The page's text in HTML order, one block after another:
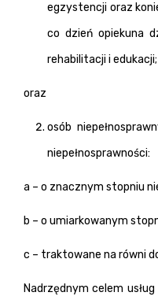
egzystencji oraz
co dzień opiekuna
rehabilitacji i edukacji;
oraz
osób
niepełnosprawności:
a – o znacznym stopniu
b – o umiarkowanym
c – traktowane na równi
Nadrzędnym celem